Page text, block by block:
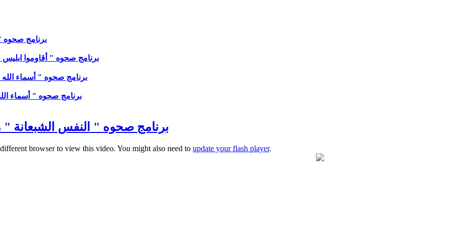
برنامج صحوه "
برنامج صحوه " أقاوموا ابليس
برنامج صحوه " أسماء الله '
برنامج صحوه " أسماء الله '
برنامج صحوه " النفس الشبعانة " مع
browser to view this video. You might also need toupdate your flash player.